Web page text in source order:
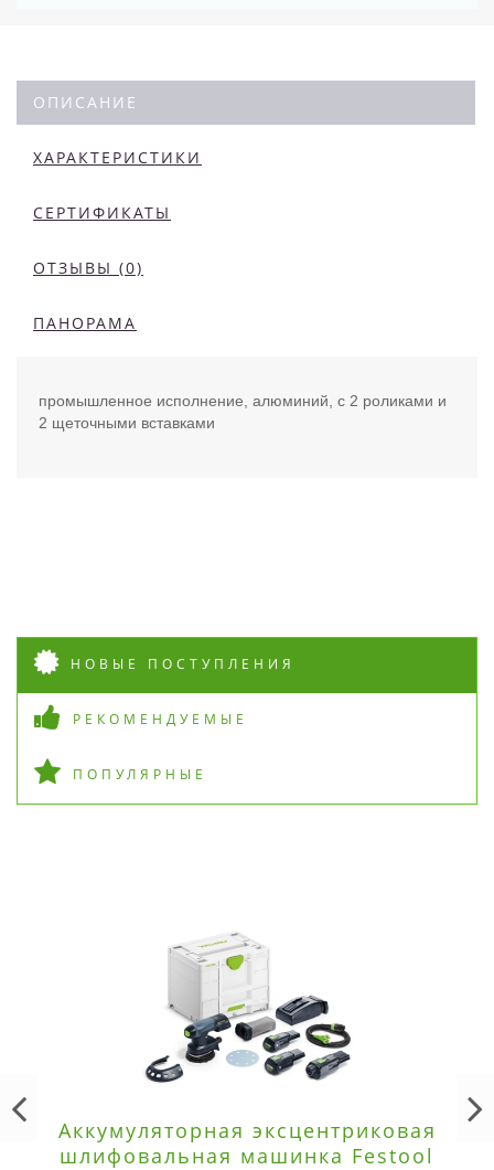
ОПИСАНИЕ
ХАРАКТЕРИСТИКИ
СЕРТИФИКАТЫ
ОТЗЫВЫ (0)
ПАНОРАМА
промышленное исполнение, алюминий, с 2 роликами и
2 щеточными вставками
НОВЫЕ ПОСТУПЛЕНИЯ
РЕКОМЕНДУЕМЫЕ
ПОПУЛЯРНЫЕ
Аккумуляторная эксцентриковая
шлифовальная машинка Festool